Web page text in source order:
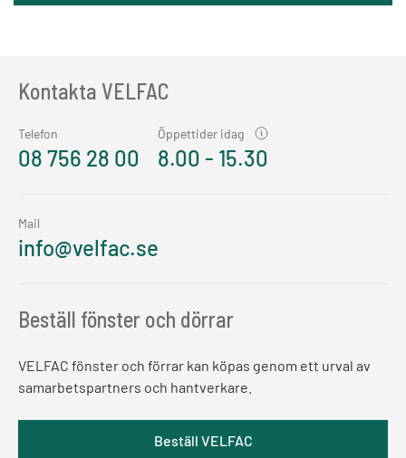
Kontakta VELFAC
Telefon
08 756 28 00
Öppettider idag
8.00 - 15.30
Mail
info@velfac.se
Beställ fönster och dörrar
VELFAC fönster och förrar kan köpas genom ett urval av
samarbetspartners och hantverkare.
Beställ VELFAC